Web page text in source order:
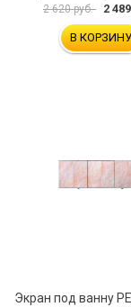
2 620 руб. 2
В КОРЗИНУ